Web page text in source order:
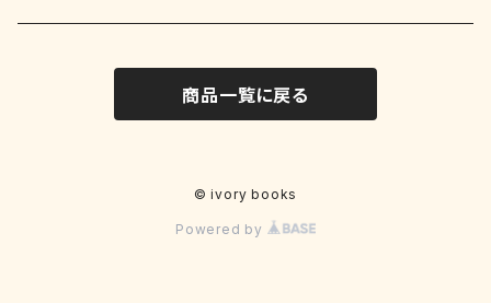
商品一覧に戻る
© ivory books
Powered by